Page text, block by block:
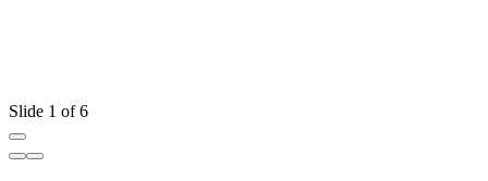
Slide 1 of 6